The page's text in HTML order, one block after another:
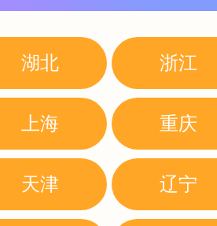
湖北 浙江
上海 重庆
天津 辽宁